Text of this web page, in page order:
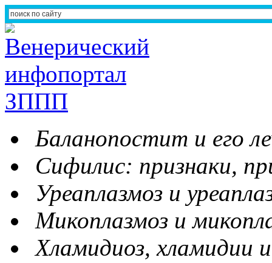
Баланопостит и его
Сифилис: признаки,
Уреаплазмоз и
Микоплазмоз и
Хламидиоз, хламидии